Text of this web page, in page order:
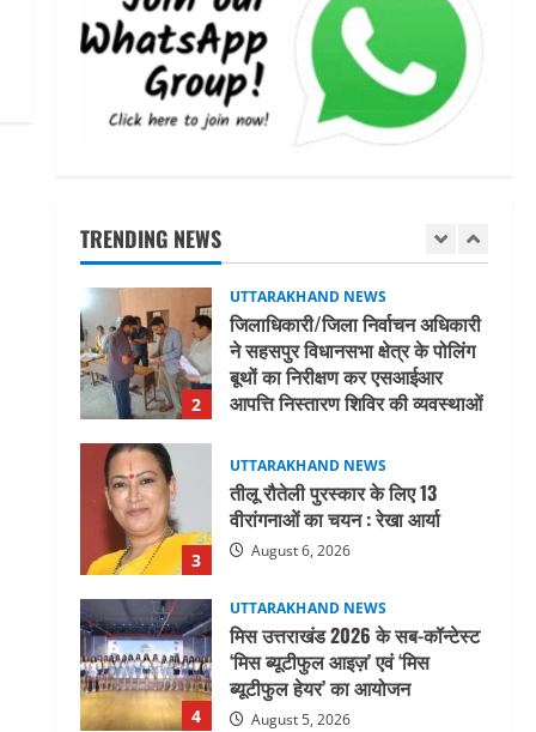
TRENDING NEWS
5
एमआईटी वर्ल्ड पीस यूनिवर्सिटी और
जर्मनी के बीएसबीआई के बीच समझौता;
भारतीय छात्रों को मिलेंगे वैश्विक
अवसर
August 5, 2026
1
UTTARAKHAND NEWS
2
UTTARAKHAND NEWS
जिलाधिकारी/जिला निर्वाचन अधिकारी
ने सहसपुर विधानसभा क्षेत्र के पोलिंग
बूथों का निरीक्षण कर एसआईआर
आपत्ति निस्तारण शिविर की व्यवस्थाओं
August 6, 2026
3
UTTARAKHAND NEWS
तीलू रौतेली पुरस्कार के लिए 13
वीरांगनाओं का चयन : रेखा आर्या
August 6, 2026
4
UTTARAKHAND NEWS
मिस उत्तराखंड 2026 के सब-कॉन्टेस्ट
‘मिस ब्यूटीफुल आइज़’ एवं ‘मिस
ब्यूटीफुल हेयर’ का आयोजन
August 5, 2026